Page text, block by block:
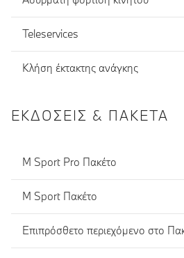
Teleservices
Κλήση έκτακτης ανάγκης
ΕΚΔΌΣΕΙΣ & ΠΑΚΈΤΑ
M Sport Pro Πακέτο
M Sport Πακέτο
Επιπρόσθετο περιεχόμενο στο